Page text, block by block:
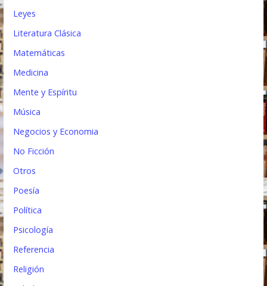
Leyes
Literatura Clásica
Matemáticas
Medicina
Mente y Espíritu
Música
Negocios y Economia
No Ficción
Otros
Poesía
Política
Psicología
Referencia
Religión